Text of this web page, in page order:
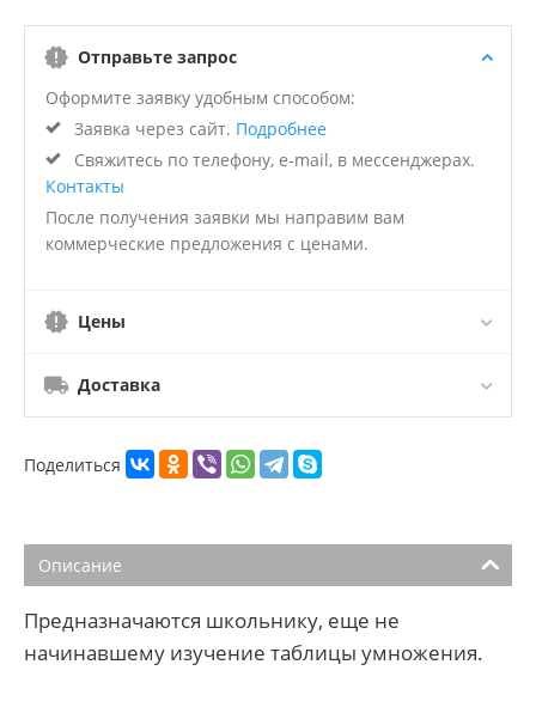
Отправьте запрос
Оформите заявку удобным способом:
Заявка через сайт. Подробнее
Свяжитесь по телефону, e-mail, в мессенджерах.
Контакты
После получения заявки мы направим вам
коммерческие предложения с ценами.
Цены
Доставка
Поделиться
Описание
Предназначаются школьнику, еще не
начинавшему изучение таблицы умножения.